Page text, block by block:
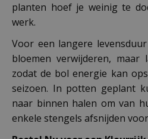
planten hoef je weinig te
werk.
Voor een langere
bloemen verwijderen,
zodat de bol energie kan
seizoen. In potten geplant
naar binnen halen om van
enkele stengels afsnijden